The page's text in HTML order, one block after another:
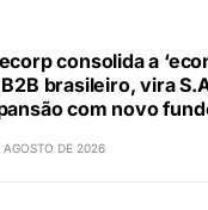
consolida a
brasileiro, vira
com novo
AGOSTO DE 2026